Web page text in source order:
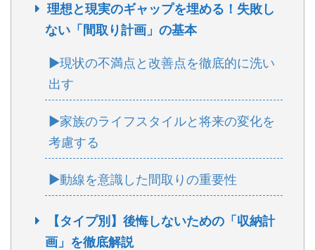
理想と現実のギャップを埋める！失敗し
ない「間取り計画」の基本
▶現状の不満点と改善点を徹底的に洗い
出す
▶家族のライフスタイルと将来の変化を
考慮する
▶動線を意識した間取りの重要性
【タイプ別】後悔しないための「収納計
画」を徹底解説